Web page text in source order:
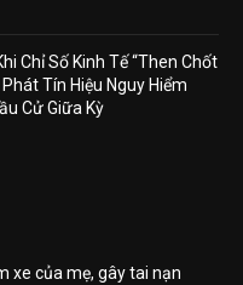
Chỉ Số Kinh Tế “Then Chốt
Phát Tín Hiệu Nguy Hiểm
Cử Giữa Kỳ
xe của mẹ, gây tai nạn